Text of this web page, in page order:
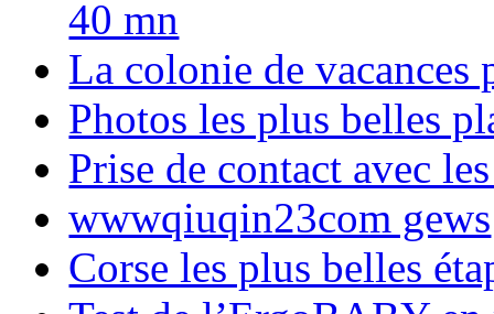
40 mn
La colonie de vacances
Photos les plus belles
Prise de contact avec
wwwqiuqin23com gews
Corse les plus belles